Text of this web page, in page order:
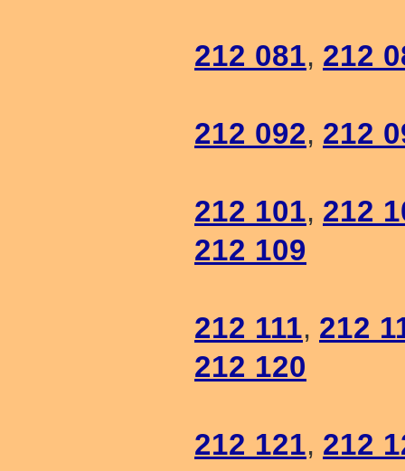
212 081, 212
212 092, 212
212 101, 212
212 109
212 111, 212
212 120
212 121, 212